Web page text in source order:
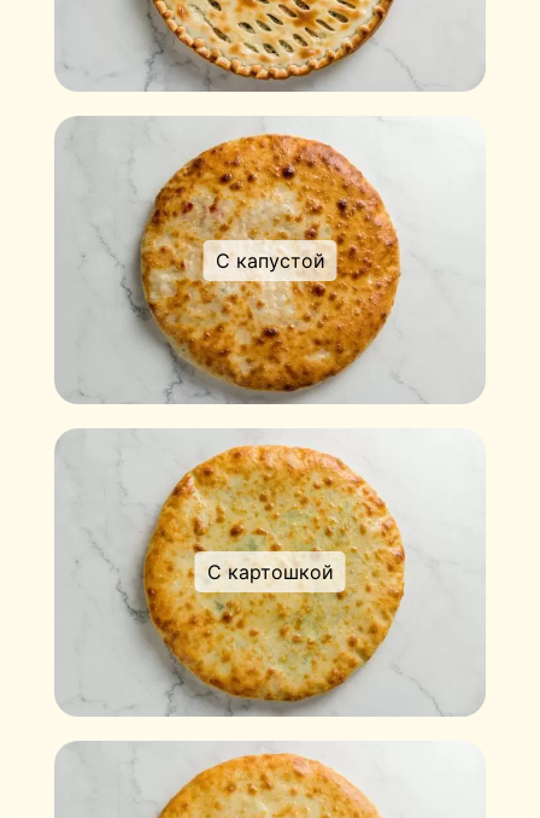
С капустой
С картошкой